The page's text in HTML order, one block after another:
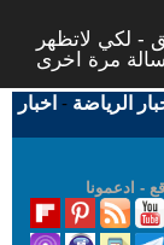
- لكي لاتظهر
الرياضة - اخبار
- ادعمونا